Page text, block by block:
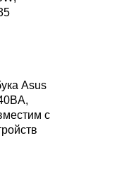
Asus
с